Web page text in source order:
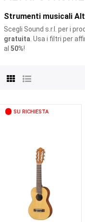
Strumenti musicali
Scegli Sound s.r.l. per i
gratuita . Usa i filtri per
al 50%!
SU RICHIESTA